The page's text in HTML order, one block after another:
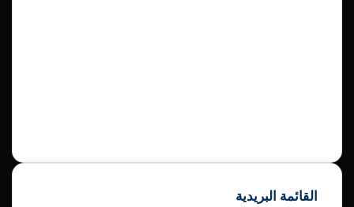
القائمة البريدية